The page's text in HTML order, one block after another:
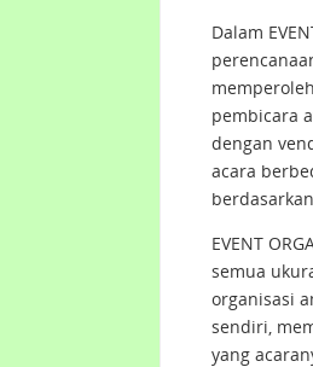
Dalam
pembicara
dengan
acara
EVENT
semua
organisasi
sendiri,
yang